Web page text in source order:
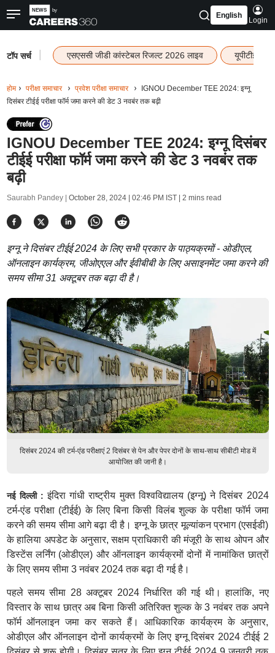
English
Login
टॉप सर्च एसएससी जीडी कांस्टेबल रिजल्ट 2026 लाइव यूपीटीईटी
होम परीक्षा समाचार प्रवेश परीक्षा समाचार
IGNOU December TEE 2024: इग्नू
दिसंबर टीईई परीक्षा फॉर्म जमा करने की डेट 3 नवबंर तक बढ़ी
IGNOU December TEE 2024: इग्नू दिसंबर
टीईई परीक्षा फॉर्म जमा करने की डेट 3 नवबंर तक
बढ़ी
Saurabh Pandey | October 28, 2024 | 02:46 PM IST| 2 mins read
इग्नू ने दिसंबर टीईई 2024 के लिए सभी प्रकार के पाठ्यक्रमों - ओडीएल,
ऑनलाइन कार्यक्रम, जीओएएल और ईवीबीबी के लिए असाइनमेंट जमा करने की
समय सीमा 31 अक्टूबर तक बढ़ा दी है।
दिसंबर 2024 की टर्म-एंड परीक्षाएं 2 दिसंबर से पेन और पेपर दोनों के साथ-साथ सीबीटी मोड में
आयोजित की जानी है।
नई दिल्ली : इंदिरा गांधी राष्ट्रीय मुक्त विश्वविद्यालय (इग्नू) ने दिसंबर 2024
टर्म-एंड परीक्षा (टीईई) के लिए बिना किसी विलंब शुल्क के परीक्षा फॉर्म जमा
करने की समय सीमा आगे बढ़ा दी है। इग्नू के छात्र मूल्यांकन प्रभाग (एसईडी)
के हालिया अपडेट के अनुसार, सक्षम प्राधिकारी की मंजूरी के साथ ओपन और
डिस्टेंस लर्निंग (ओडीएल) और ऑनलाइन कार्यक्रमों दोनों में नामांकित छात्रों
के लिए समय सीमा 3 नवंबर 2024 तक बढ़ा दी गई है।
पहले समय सीमा 28 अक्टूबर 2024 निर्धारित की गई थी। हालांकि, नए
विस्तार के साथ छात्र अब बिना किसी अतिरिक्त शुल्क के 3 नवंबर तक अपने
फॉर्म ऑनलाइन जमा कर सकते हैं। आधिकारिक कार्यक्रम के अनुसार,
ओडीएल और ऑनलाइन दोनों कार्यक्रमों के लिए इग्नू दिसंबर 2024 टीईई 2